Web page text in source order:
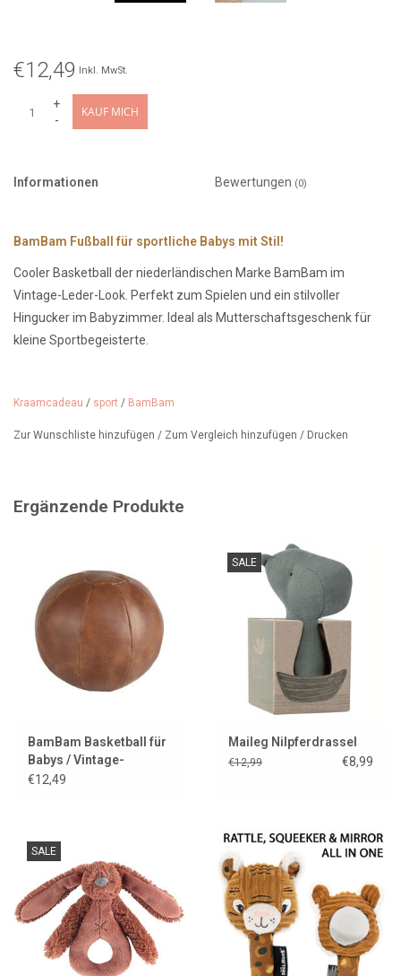
€12,49 Inkl. MwSt.
+
-
KAUF MICH
Informationen Bewertungen (0)
BamBam Fußball für sportliche Babys mit Stil!
Cooler Basketball der niederländischen Marke BamBam im
Vintage-Leder-Look. Perfekt zum Spielen und ein stilvoller
Hingucker im Babyzimmer. Ideal als Mutterschaftsgeschenk für
kleine Sportbegeisterte.
Kraamcadeau / sport / BamBam
Zur Wunschliste hinzufügen / Zum Vergleich hinzufügen / Drucken
Ergänzende Produkte
BamBam Basketball für
Babys / Vintage-
Lederoptik
€12,49
SALE
Maileg Nilpferdrassel
€12,99 €8,99
SALE